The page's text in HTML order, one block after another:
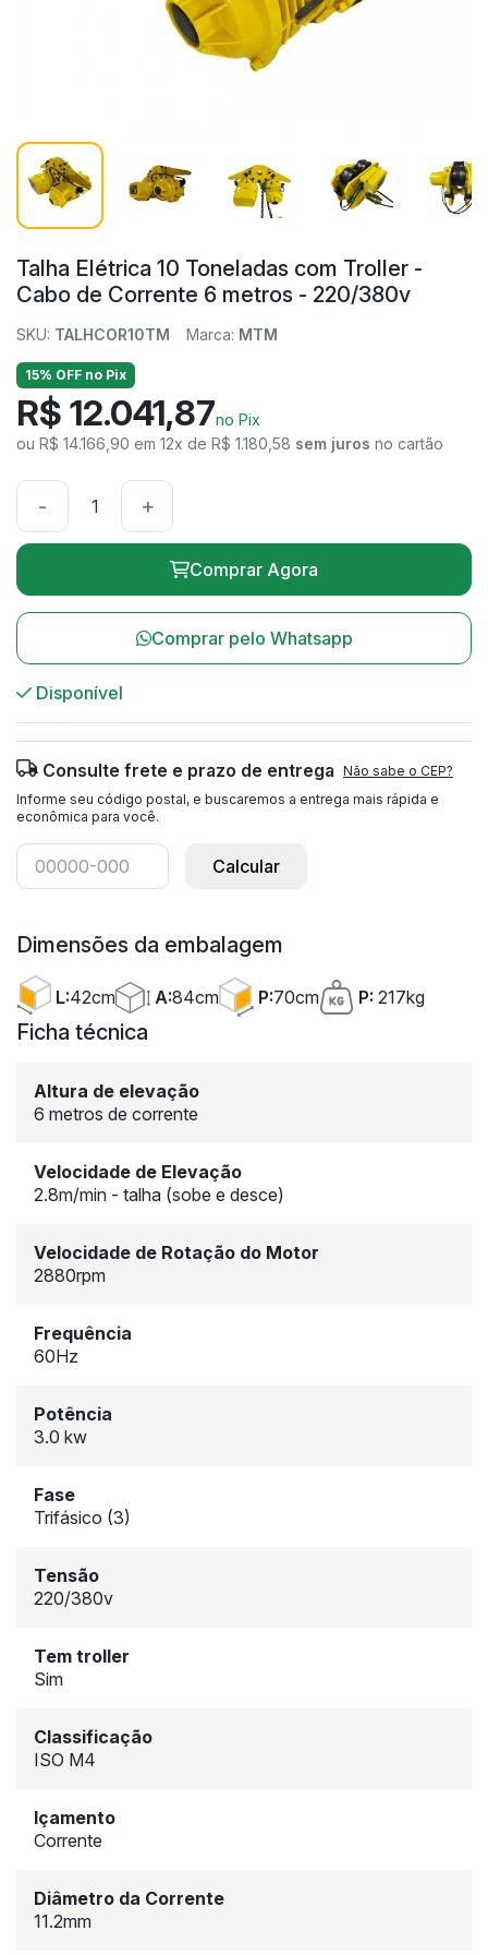
Talha Elétrica 10 Toneladas com Troller -
Cabo de Corrente 6 metros - 220/380v
SKU: TALHCOR10TM Marca: MTM
15% OFF no Pix
R$ 12.041,87no Pix
ou R$ 14.166,90 em 12x de R$ 1.180,58 sem juros no cartão
- +
Comprar Agora
Comprar pelo Whatsapp
Disponível
Consulte frete e prazo de entrega Não sabe o CEP?
Informe seu código postal, e buscaremos a entrega mais rápida e
econômica para você.
Calcular
Dimensões da embalagem
L:42cm A:84cm P:70cm P: 217kg
Ficha técnica
Altura de elevação
6 metros de corrente
Velocidade de Elevação
2.8m/min - talha (sobe e desce)
Velocidade de Rotação do Motor
2880rpm
Frequência
60Hz
Potência
3.0 kw
Fase
Trifásico (3)
Tensão
220/380v
Tem troller
Sim
Classificação
ISO M4
Içamento
Corrente
Diâmetro da Corrente
11.2mm